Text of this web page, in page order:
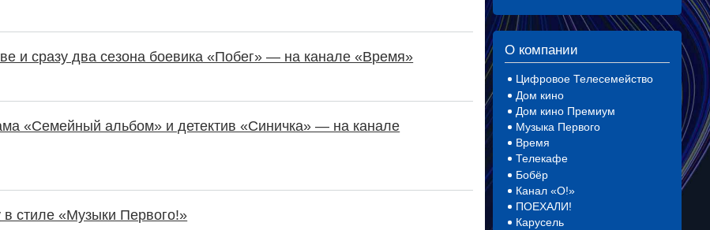
и сразу два сезона боевика «Побег» — на канале «Время»
«Семейный альбом» и детектив «Синичка» — на канале
в стиле «Музыки Первого!»
О компании
Цифровое Телесемейство
Дом кино
Дом кино Премиум
Музыка Первого
Время
Телекафе
Бобёр
Канал «О!»
ПОЕХАЛИ!
Карусель